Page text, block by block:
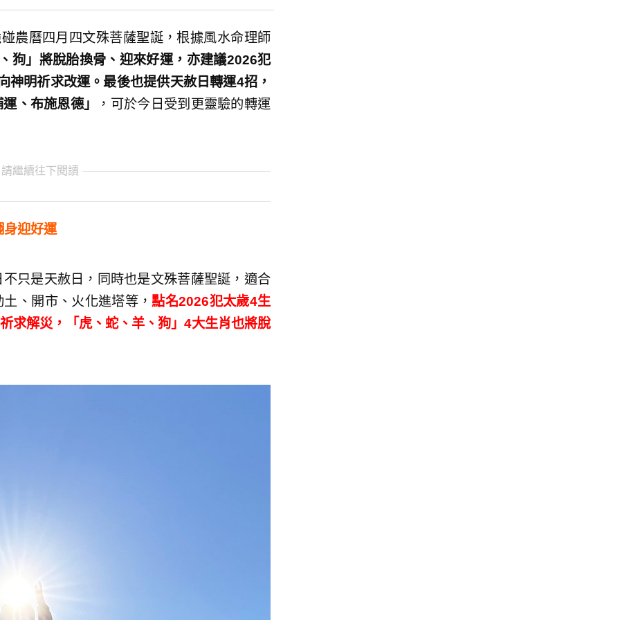
農曆四月四文殊菩薩聖誕，根據風水命理師
狗」將脫胎換骨、迎來好運，亦建議2026犯
明祈求改運。最後也提供天赦日轉運4招，
、布施恩德」
，可於今日受到更靈驗的轉運
繼續往下閱讀
身迎好運
只是天赦日，同時也是文殊菩薩聖誕，適合
、開市、火化進塔等， 點名2026犯太歲4生
求解災，「虎、蛇、羊、狗」4大生肖也將脫